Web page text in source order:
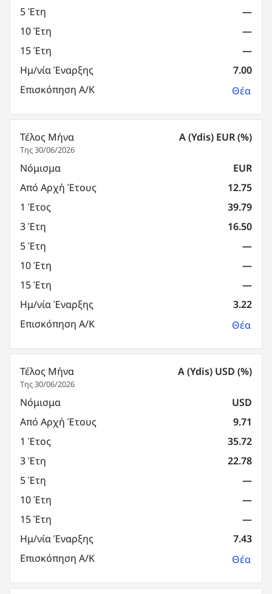
5 Έτη
—
10 Έτη
—
15 Έτη
—
Ημ/νία Έναρξης
7.00
Επισκόπηση Α/Κ
Θέα
Τέλος Μήνα
Της 30/06/2026
A (Ydis) EUR (%)
Νόμισμα
EUR
Από Αρχή Έτους
12.75
1 Έτος
39.79
3 Έτη
16.50
5 Έτη
—
10 Έτη
—
15 Έτη
—
Ημ/νία Έναρξης
3.22
Επισκόπηση Α/Κ
Θέα
Τέλος Μήνα
Της 30/06/2026
A (Ydis) USD (%)
Νόμισμα
USD
Από Αρχή Έτους
9.71
1 Έτος
35.72
3 Έτη
22.78
5 Έτη
—
10 Έτη
—
15 Έτη
—
Ημ/νία Έναρξης
7.43
Επισκόπηση Α/Κ
Θέα